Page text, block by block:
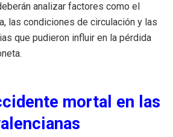
analizar factores como el
las condiciones de circulación y las
que pudieron influir en la pérdida
mortal en las